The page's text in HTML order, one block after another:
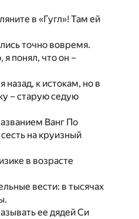
в «Гугл»! Там ей
точно вовремя.
понял, что он –
к истокам, но в
– старую седую
Ванг По
на круизный
в возрасте
вести: в тысячах
ее дядей Си